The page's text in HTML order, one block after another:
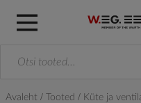
Avaleht Tooted Küte ja